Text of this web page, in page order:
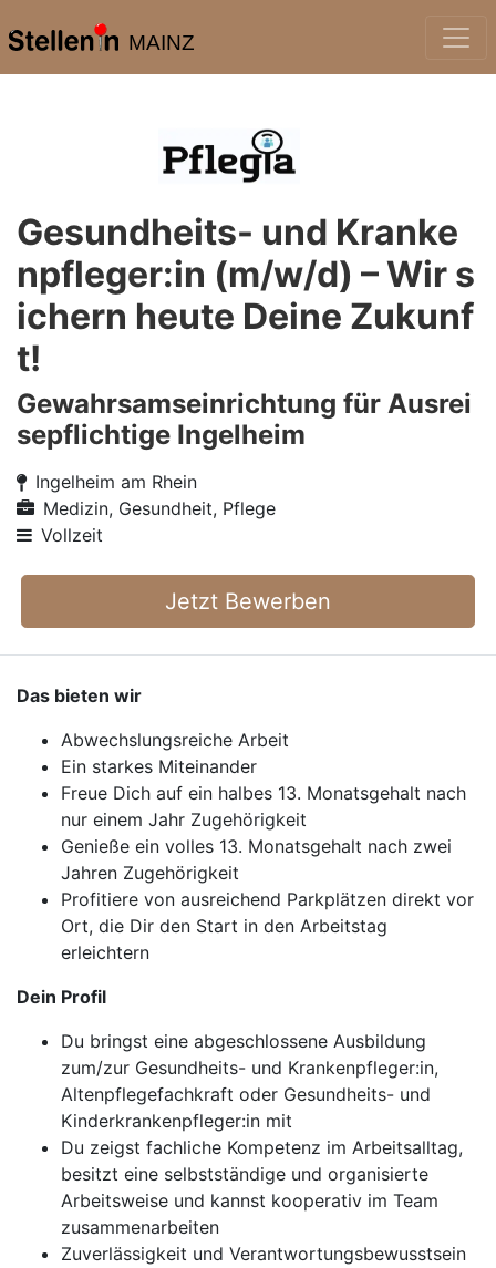
MAINZ
Gesundheits- und Kranke
npfleger:in (m/w/d) – Wir s
ichern heute Deine Zukunf
t!
Gewahrsamseinrichtung für Ausrei
sepflichtige Ingelheim
Ingelheim am Rhein
Medizin, Gesundheit, Pflege
Vollzeit
Jetzt Bewerben
Das bieten wir
Abwechslungsreiche Arbeit
Ein starkes Miteinander
Freue Dich auf ein halbes 13. Monatsgehalt nach
nur einem Jahr Zugehörigkeit
Genieße ein volles 13. Monatsgehalt nach zwei
Jahren Zugehörigkeit
Profitiere von ausreichend Parkplätzen direkt vor
Ort, die Dir den Start in den Arbeitstag
erleichtern
Dein Profil
Du bringst eine abgeschlossene Ausbildung
zum/zur Gesundheits- und Krankenpfleger:in,
Altenpflegefachkraft oder Gesundheits- und
Kinderkrankenpfleger:in mit
Du zeigst fachliche Kompetenz im Arbeitsalltag,
besitzt eine selbstständige und organisierte
Arbeitsweise und kannst kooperativ im Team
zusammenarbeiten
Zuverlässigkeit und Verantwortungsbewusstsein